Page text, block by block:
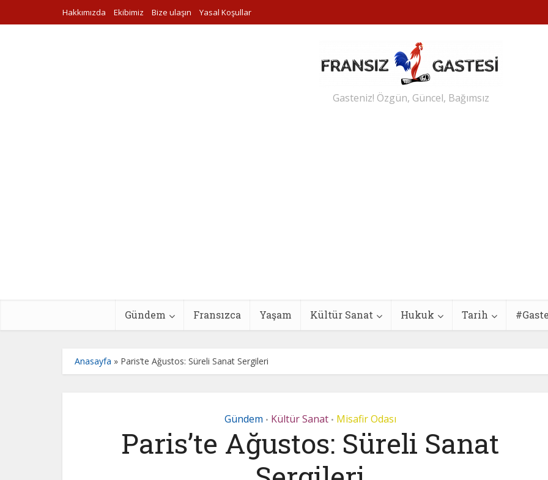
Hakkımızda Ekibimiz Bize ulaşın Yasal Koşullar
Gasteniz! Özgün, Güncel, Bağımsız
Gündem Fransızca Yaşam Kültür Sanat Hukuk Tarih
Anasayfa » Paris’te Ağustos: Süreli Sanat Sergileri
Gündem • Kültür Sanat • Misafir Odası
Paris’te Ağustos: Süreli Sanat